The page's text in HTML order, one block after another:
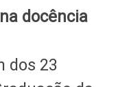
docência
dos 23